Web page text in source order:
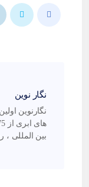
نگار نوین
نگارنوین
بین المللی ،